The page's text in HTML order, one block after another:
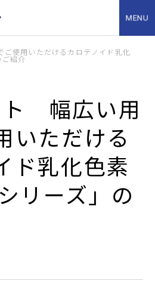
使用いただけるカロテノイド乳化
ご紹介
ト 幅広い用
いただける
ド乳化色素
リーズ」の